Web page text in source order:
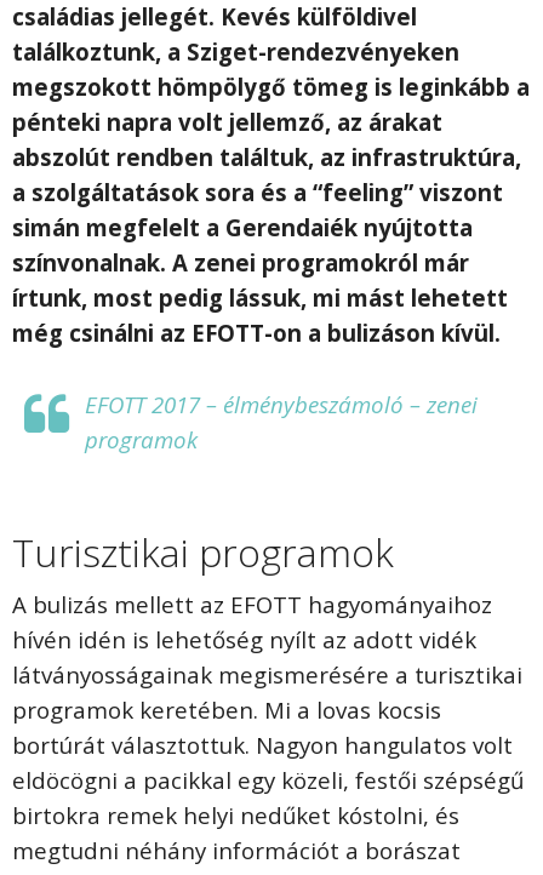
családias jellegét. Kevés külföldivel
találkoztunk, a Sziget-rendezvényeken
megszokott hömpölygő tömeg is leginkább a
pénteki napra volt jellemző, az árakat
abszolút rendben találtuk, az infrastruktúra,
a szolgáltatások sora és a “feeling” viszont
simán megfelelt a Gerendaiék nyújtotta
színvonalnak. A zenei programokról már
írtunk, most pedig lássuk, mi mást lehetett
még csinálni az EFOTT-on a bulizáson kívül.
EFOTT 2017 – élménybeszámoló – zenei
programok
Turisztikai programok
A bulizás mellett az EFOTT hagyományaihoz
hívén idén is lehetőség nyílt az adott vidék
látványosságainak megismerésére a turisztikai
programok keretében. Mi a lovas kocsis
bortúrát választottuk. Nagyon hangulatos volt
eldöcögni a pacikkal egy közeli, festői szépségű
birtokra remek helyi nedűket kóstolni, és
megtudni néhány információt a borászat